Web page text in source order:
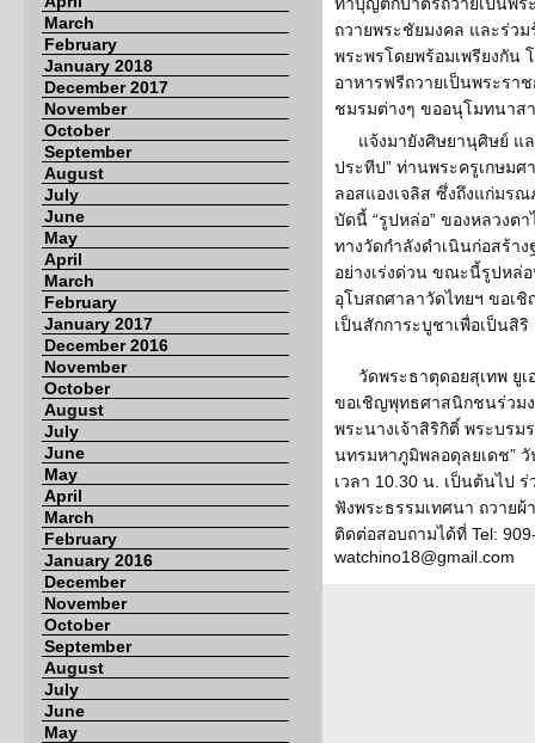
March
February
January 2018
December 2017
November
October
September
August
July
June
May
April
March
February
January 2017
December 2016
November
October
August
July
June
May
April
March
February
January 2016
December
November
October
September
August
July
June
May
ถวายพระชัยมงคล และร่วม
พระพรโดยพร้อมเพรียงกัน
อาหารฟรีถวายเป็นพระร
ชมรมต่างๆ ขออนุโมทนาส
แจ้งมายังศิษยานุศิษย์ แ
ประทีป” ท่านพระครูเกษมศ
ลอสแองเจลิส ซึ่งถึงแก่มร
บัดนี้ “รูปหล่อ” ของหลวงต
ทางวัดกำลังดำเนินก่อสร้า
อย่างเร่งด่วน ขณะนี้รูปหล่
อุโบสถศาลาวัดไทยฯ ขอเ
เป็นสักการะบูชาเพื่อเป็นสิ
วัดพระธาตุดอยสุเทพ ยู
ขอเชิญพุทธศาสนิกชนร่วม
พระนางเจ้าสิริกิติ์ พระบร
นทรมหาภูมิพลอดุลยเดช”
เวลา 10.30 น. เป็นต้นไป
ฟังพระธรรมเทศนา ถวาย
ติดต่อสอบถามได้ที่ Tel:
watchino18@gmail.com